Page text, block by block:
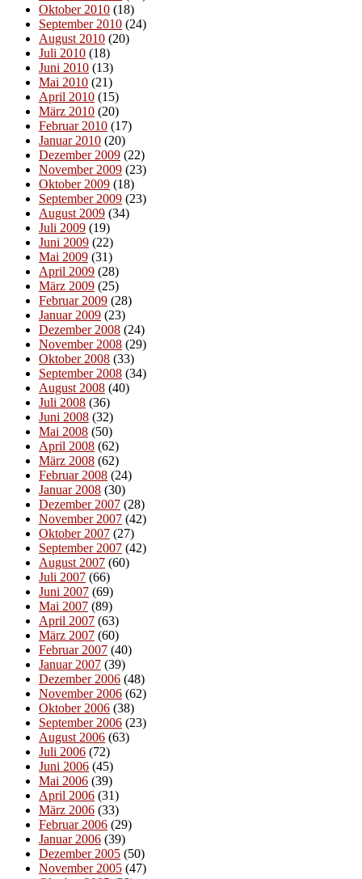
Oktober 2010 (18)
September 2010 (24)
August 2010 (20)
Juli 2010 (18)
Juni 2010 (13)
Mai 2010 (21)
April 2010 (15)
März 2010 (20)
Februar 2010 (17)
Januar 2010 (20)
Dezember 2009 (22)
November 2009 (23)
Oktober 2009 (18)
September 2009 (23)
August 2009 (34)
Juli 2009 (19)
Juni 2009 (22)
Mai 2009 (31)
April 2009 (28)
März 2009 (25)
Februar 2009 (28)
Januar 2009 (23)
Dezember 2008 (24)
November 2008 (29)
Oktober 2008 (33)
September 2008 (34)
August 2008 (40)
Juli 2008 (36)
Juni 2008 (32)
Mai 2008 (50)
April 2008 (62)
März 2008 (62)
Februar 2008 (24)
Januar 2008 (30)
Dezember 2007 (28)
November 2007 (42)
Oktober 2007 (27)
September 2007 (42)
August 2007 (60)
Juli 2007 (66)
Juni 2007 (69)
Mai 2007 (89)
April 2007 (63)
März 2007 (60)
Februar 2007 (40)
Januar 2007 (39)
Dezember 2006 (48)
November 2006 (62)
Oktober 2006 (38)
September 2006 (23)
August 2006 (63)
Juli 2006 (72)
Juni 2006 (45)
Mai 2006 (39)
April 2006 (31)
März 2006 (33)
Februar 2006 (29)
Januar 2006 (39)
Dezember 2005 (50)
November 2005 (47)